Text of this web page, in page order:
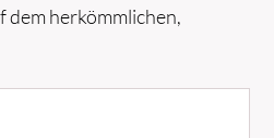
dem herkömmlichen,